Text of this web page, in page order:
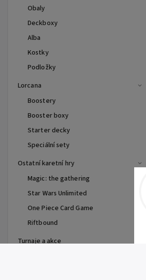
Obaly
Deckboxy
Alba
Kostky
Podložky
Lorcana
Boostery
Booster boxy
Starter decky
Speciální sety
Ostatní karetní hry
Magic: the gathering
Star Wars Unlimited
One Piece Card Game
Riftbound
Turnaje a akce